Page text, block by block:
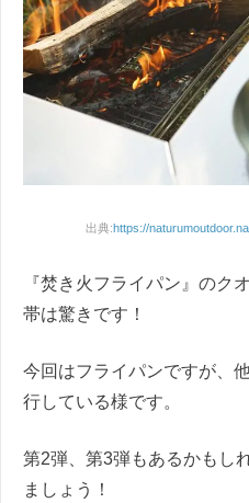
出典:https://
『焚き火フライパン』のク
帯は驚きです！
今回はフライパンですが、
行している様です。
第2弾、第3弾もあるかもし
ましょう！